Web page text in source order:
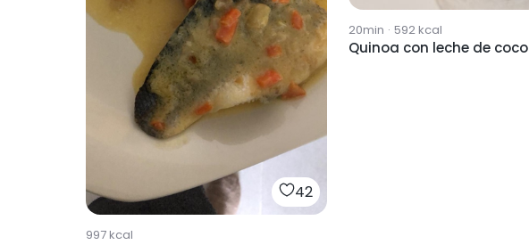
42
997kcal
20min · 592kcal
Quinoa con leche de coco